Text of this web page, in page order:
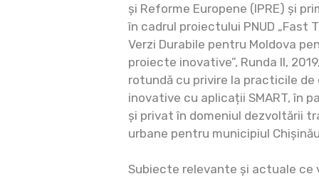
și Reforme Europene (IPRE) și
în cadrul proiectului PNUD „Fast
Verzi Durabile pentru Moldova
proiecte inovative”, Runda II,
rotundă cu privire la practicile
inovative cu aplicații SMART, în
și privat în domeniul dezvoltării
urbane pentru municipiul
Subiecte relevante și actuale ce